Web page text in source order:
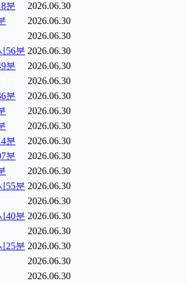
분
2026.06.30
2026.06.30
2026.06.30
56분 2026.06.30
분
2026.06.30
2026.06.30
분
2026.06.30
2026.06.30
2026.06.30
분
2026.06.30
분
2026.06.30
2026.06.30
55분 2026.06.30
2026.06.30
40분 2026.06.30
2026.06.30
25분 2026.06.30
2026.06.30
2026.06.30